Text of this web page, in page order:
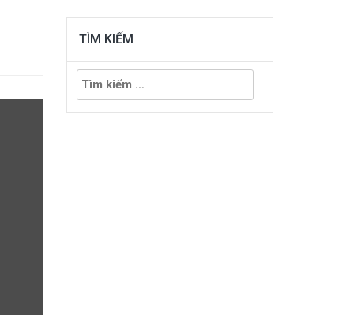
TÌM KIẾM
Tìm
kiếm
cho: